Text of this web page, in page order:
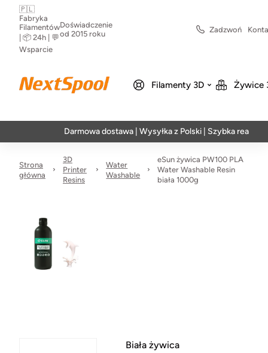
🇵🇱
Fabryka
Filamentów
| 📦 24h | 💬
Wsparcie
Doświadczenie
od 2015 roku
Zadzwoń
Filamenty 3D Żywice
Darmowa dostawa | Wysyłka z Polski | Szybka realizacja w
Strona
główna
3D
Printer
Resins
Water
Washable
eSun żywica PW100 PLA
Water Washable Resin
biała 1000g
Biała żywica